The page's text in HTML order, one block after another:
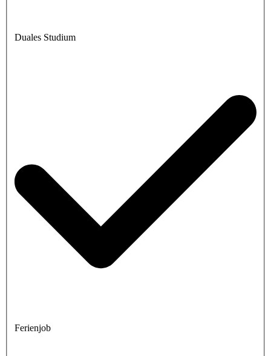
Duales Studium
Ferienjob